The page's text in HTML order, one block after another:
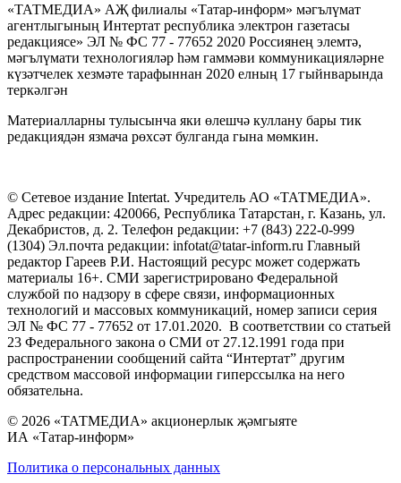
«ТАТМЕДИА» АҖ филиалы «Татар-информ» мәгълүмат
агентлыгының Интертат республика электрон газетасы
редакциясе» ЭЛ № ФС 77 - 77652 2020 Россиянең элемтә,
мәгълүмати технологияләр һәм гаммәви коммуникацияләрне
күзәтчелек хезмәте тарафыннан 2020 елның 17 гыйнварында
теркәлгән
Материалларны тулысынча яки өлешчә куллану бары тик
редакциядән язмача рөхсәт булганда гына мөмкин.
© Сетевое издание Intertat. Учредитель АО «ТАТМЕДИА».
Адрес редакции: 420066, Республика Татарстан, г. Казань, ул.
Декабристов, д. 2. Телефон редакции: +7 (843) 222-0-999
(1304) Эл.почта редакции: infotat@tatar-inform.ru Главный
редактор Гареев Р.И. Настоящий ресурс может содержать
материалы 16+. СМИ зарегистрировано Федеральной
службой по надзору в сфере связи, информационных
технологий и массовых коммуникаций, номер записи серия
ЭЛ № ФС 77 - 77652 от 17.01.2020. В соответствии со статьей
23 Федерального закона о СМИ от 27.12.1991 года при
распространении сообщений сайта “Интертат” другим
средством массовой информации гиперссылка на него
обязательна.
© 2026 «ТАТМЕДИА» акционерлык җәмгыяте
ИА «Татар-информ»
Политика о персональных данных